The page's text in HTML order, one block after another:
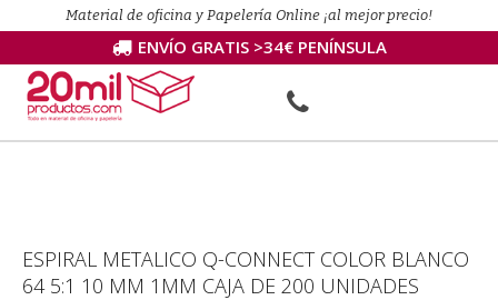
Material de oficina y Papelería Online ¡al mejor precio!
ENVÍO GRATIS >34€ PENÍNSULA
ESPIRAL METALICO Q-CONNECT COLOR BLANCO
64 5:1 10 MM 1MM CAJA DE 200 UNIDADES